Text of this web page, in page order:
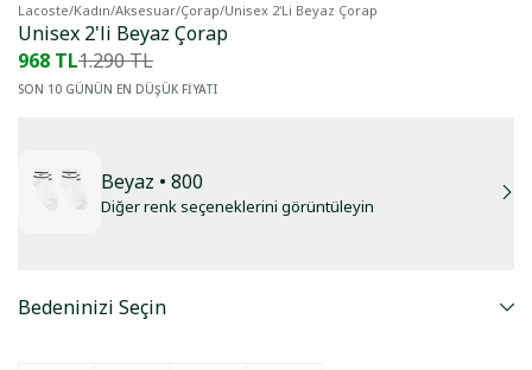
Lacoste/Kadın/Aksesuar/Çorap/Unisex 2'li Beyaz Çorap
Unisex 2'li Beyaz Çorap
968 TL1.290 TL
SON 10 GÜNÜN EN DÜŞÜK FİYATI
Beyaz • 800
Diğer renk seçeneklerini görüntüleyin
Bedeninizi Seçin